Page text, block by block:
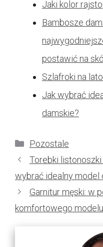
Jaki kolor
Bambosze
postawić na
Szlafroki na lato
Jak wybrać
damskie?
Kategorie
Pozostale
Torebki
wybrać idealny model
Garnitur męski: w
komfortowego modelu